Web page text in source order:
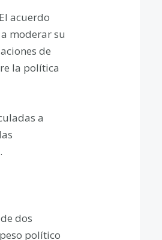
acuerdo
moderar su
de
la política
a
dos
político